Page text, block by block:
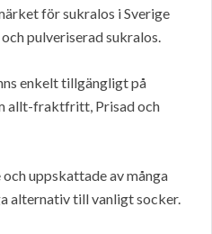
för sukralos i Sverige
pulveriserad sukralos.
enkelt tillgängligt på
allt-fraktfritt, Prisad och
uppskattade av många
alternativ till vanligt socker.